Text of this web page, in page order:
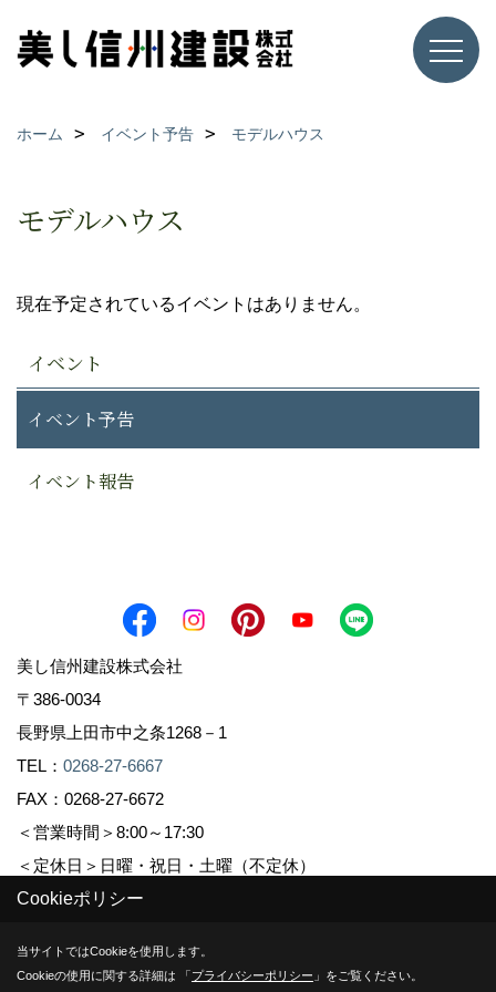
ホーム イベント予告 モデルハウス
モデルハウス
現在予定されているイベントはありません。
イベント
イベント予告
イベント報告
美し信州建設株式会社
〒386-0034
長野県上田市中之条1268－1
TEL： 0268-27-6667
FAX：0268-27-6672
＜営業時間＞8:00～17:30
＜定休日＞日曜・祝日・土曜（不定休）
Copyright (c) Sinshuu. All Rights Reserved.
Produced byゴデスクリエイト
Cookieポリシー
当サイトではCookieを使用します。
Cookieの使用に関する詳細は 「プライバシーポリシー 」をご覧ください。